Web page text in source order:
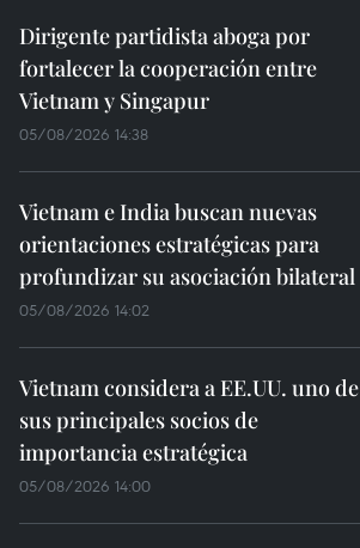
Dirigente partidista aboga por
fortalecer la cooperación entre
Vietnam y Singapur
05/08/2026 14:38
Vietnam e India buscan nuevas
orientaciones estratégicas para
profundizar su asociación bilateral
05/08/2026 14:02
Vietnam considera a EE.UU. uno de
sus principales socios de
importancia estratégica
05/08/2026 14:00